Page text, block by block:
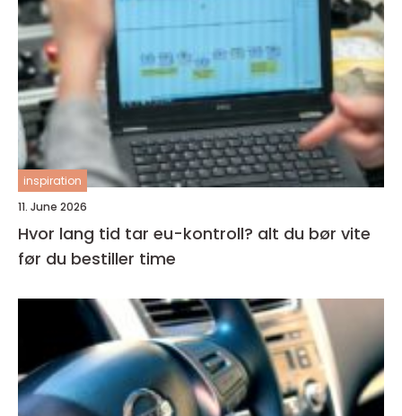
inspiration
11. June 2026
Hvor lang tid tar eu-kontroll? alt du bør vite
før du bestiller time